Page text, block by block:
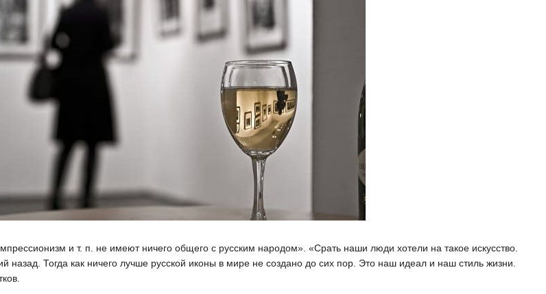
и т. п. не имеют ничего общего с русским народом». «Срать наши люди хотели на такое искусство.
назад. Тогда как ничего лучше русской иконы в мире не создано до сих пор. Это наш идеал и наш стиль жизни.